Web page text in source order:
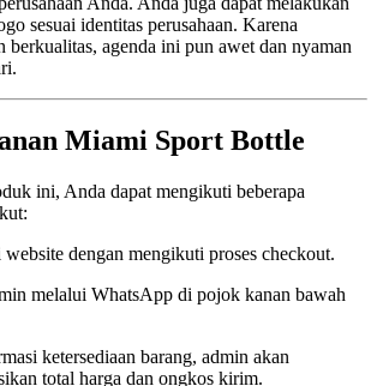
sesuai identitas perusahaan. Karena
berkualitas, agenda ini pun awet dan nyaman
Miami Sport Bottle
ini, Anda dapat mengikuti beberapa
website dengan mengikuti proses checkout.
melalui WhatsApp di pojok kanan bawah
ketersediaan barang, admin akan
total harga dan ongkos kirim.